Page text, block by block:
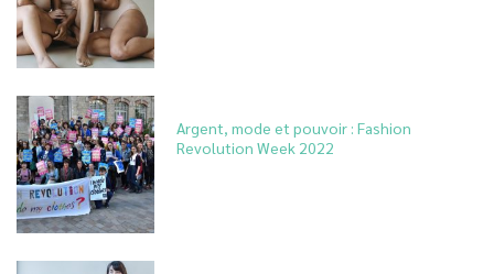
Argent, mode et pouvoir : Fashion
Revolution Week 2022